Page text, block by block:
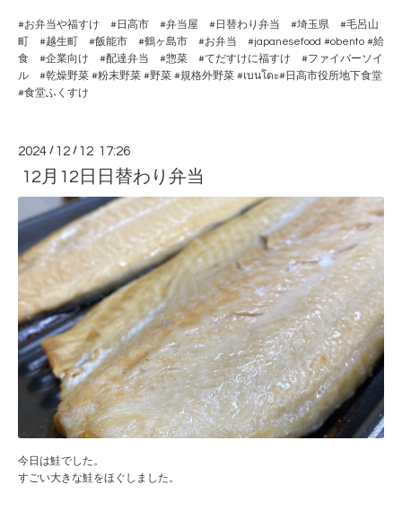
#お弁当や福すけ #日高市 #弁当屋 #日替わり弁当 #埼玉県 #毛呂山
町 #越生町 #飯能市 #鶴ヶ島市 #お弁当 #japanesefood #obento #給
食 #企業向け #配達弁当 #惣菜 #てだすけに福すけ #ファイバーソイ
ル #乾燥野菜 #粉末野菜 #野菜 #規格外野菜 #เบนโตะ#日高市役所地下食堂
#食堂ふくすけ
2024 / 12 / 12 17:26
12月12日日替わり弁当
今日は鮭でした。
すごい大きな鮭をほぐしました。